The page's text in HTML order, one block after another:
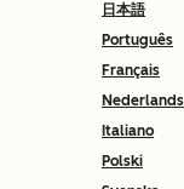
日本語
Português
Français
Nederlands
Italiano
Polski